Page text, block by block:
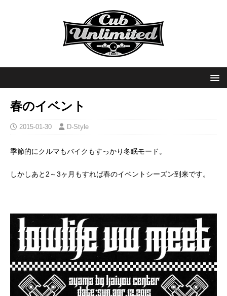
春のイベント
2015-01-30 D-Style
季節的にクルマもバイクもすっかり冬眠モード。
しかしあと2～3ヶ月もすれば春のイベントシーズン到来です。